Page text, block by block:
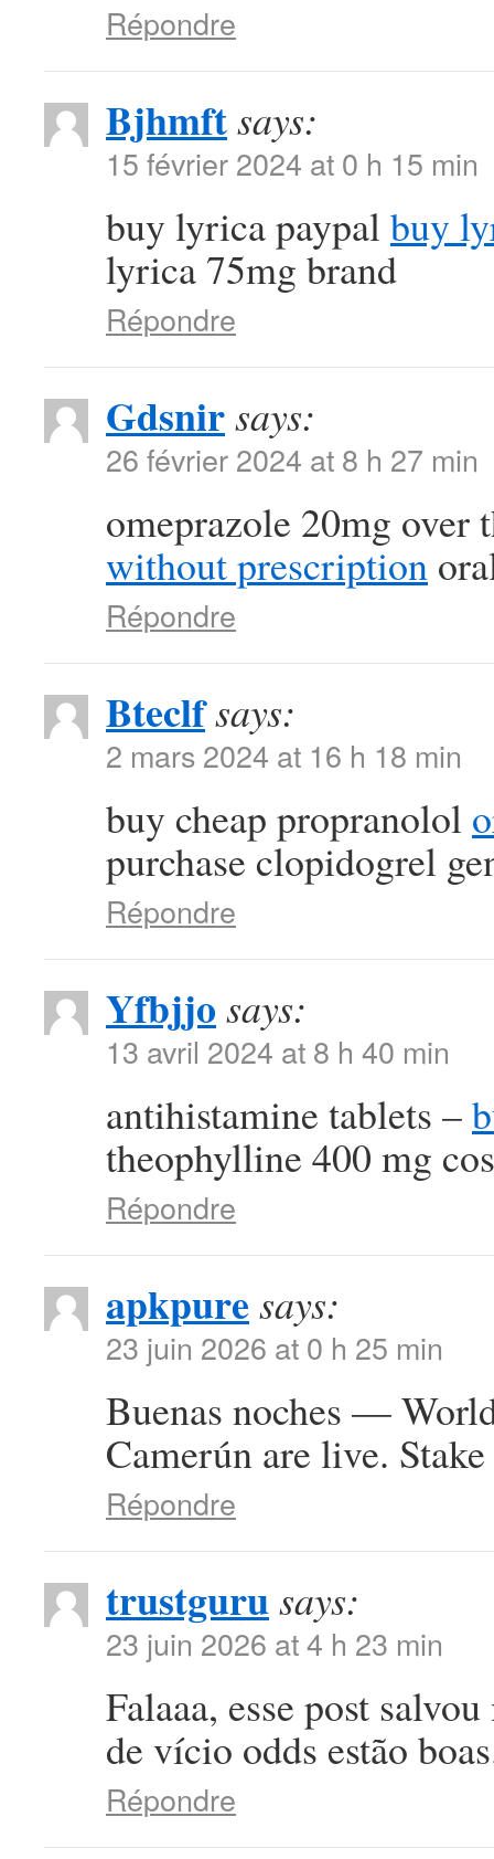
Répondre
Bjhmftsays:
15 février 2024 at 0 h 15 min
buy lyrica paypalbuy
lyrica 75mg brand
Répondre
Gdsnirsays:
26 février 2024 at 8 h 27 min
omeprazole 20mg over
without prescription
Répondre
Bteclfsays:
2 mars 2024 at 16 h 18 min
buy cheap propranolol
purchase clopidogrel
Répondre
Yfbjjo says:
13 avril 2024 at 8 h 40 min
antihistamine tablets –
theophylline 400 mg
Répondre
apkpure says:
23 juin 2026 at 0 h 25 min
Buenas noches —
Camerún are live.
Répondre
trustgurusays:
23 juin 2026 at 4 h 23 min
Falaaa, esse post
de vício odds estão
Répondre